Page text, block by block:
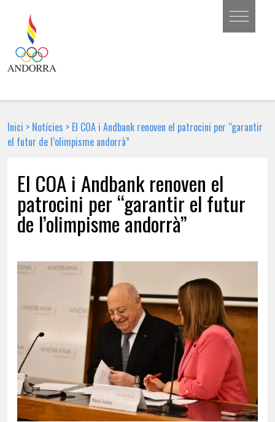
Inici > Notícies > El COA i Andbank renoven el patrocini per “garantir
el futur de l’olimpisme andorrà”
El COA i Andbank renoven el
patrocini per “garantir el futur
de l’olimpisme andorrà”